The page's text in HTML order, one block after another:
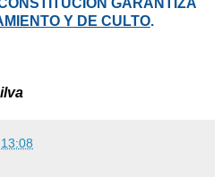
GARANTIZA
Y DE CULTO.
13:08